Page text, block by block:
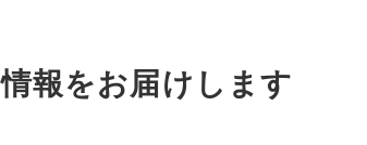
報をお届けします